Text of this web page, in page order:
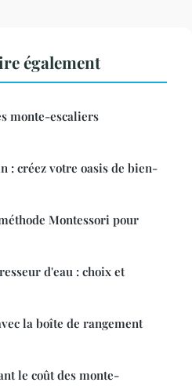
également
monte-escaliers
: créez votre oasis de bien-
Montessori pour
d'eau : choix et
la boîte de rangement
le coût des monte-